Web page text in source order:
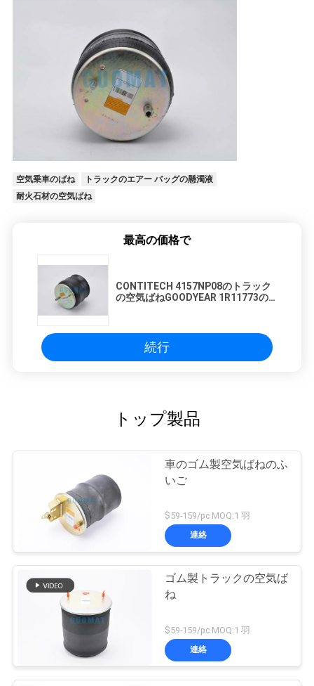
空気乗車のばね
トラックのエアー バッグの懸濁液
耐火石材の空気ばね
最高の価格で
CONTITECH 4157NP08のトラック
の空気ばねGOODYEAR 1R11773の
続行
トップ製品
車のゴム製空気ばねのふ
いご
$59-159/pc MOQ:1 羽
連絡
ゴム製トラックの空気ば
ね
$59-159/pc MOQ:1 羽
連絡